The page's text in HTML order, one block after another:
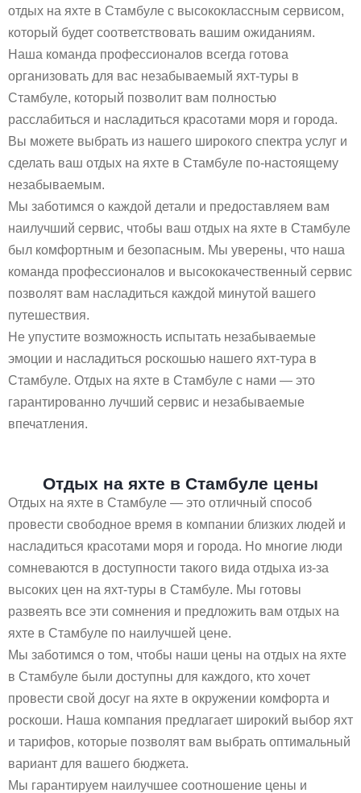
отдых на яхте в Стамбуле с высококлассным сервисом,
который будет соответствовать вашим ожиданиям.
Наша команда профессионалов всегда готова
организовать для вас незабываемый яхт-туры в
Стамбуле, который позволит вам полностью
расслабиться и насладиться красотами моря и города.
Вы можете выбрать из нашего широкого спектра услуг и
сделать ваш отдых на яхте в Стамбуле по-настоящему
незабываемым.
Мы заботимся о каждой детали и предоставляем вам
наилучший сервис, чтобы ваш отдых на яхте в Стамбуле
был комфортным и безопасным. Мы уверены, что наша
команда профессионалов и высококачественный сервис
позволят вам насладиться каждой минутой вашего
путешествия.
Не упустите возможность испытать незабываемые
эмоции и насладиться роскошью нашего яхт-тура в
Стамбуле. Отдых на яхте в Стамбуле с нами — это
гарантированно лучший сервис и незабываемые
впечатления.
Отдых на яхте в Стамбуле цены
Отдых на яхте в Стамбуле — это отличный способ
провести свободное время в компании близких людей и
насладиться красотами моря и города. Но многие люди
сомневаются в доступности такого вида отдыха из-за
высоких цен на яхт-туры в Стамбуле. Мы готовы
развеять все эти сомнения и предложить вам отдых на
яхте в Стамбуле по наилучшей цене.
Мы заботимся о том, чтобы наши цены на отдых на яхте
в Стамбуле были доступны для каждого, кто хочет
провести свой досуг на яхте в окружении комфорта и
роскоши. Наша компания предлагает широкий выбор яхт
и тарифов, которые позволят вам выбрать оптимальный
вариант для вашего бюджета.
Мы гарантируем наилучшее соотношение цены и